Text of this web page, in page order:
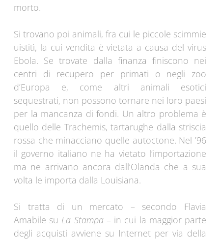
morto.
Si trovano poi animali, fra cui le piccole scimmie
uistitì, la cui vendita è vietata a causa del virus
Ebola. Se trovate dalla finanza finiscono nei
centri di recupero per primati o negli zoo
d’Europa e, come altri animali esotici
sequestrati, non possono tornare nei loro paesi
per la mancanza di fondi. Un altro problema è
quello delle Trachemis, tartarughe dalla striscia
rossa che minacciano quelle autoctone. Nel ’96
il governo italiano ne ha vietato l’importazione
ma ne arrivano ancora dall’Olanda che a sua
volta le importa dalla Louisiana.
Si tratta di un mercato – secondo Flavia
Amabile su La Stampa – in cui la maggior parte
degli acquisti avviene su Internet per via della